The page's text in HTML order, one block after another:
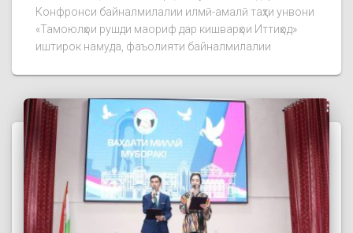
Конфронси байналмилалии илмӣ-амалӣ таҳти унвони
«Тамоюлҳои рушди маориф дар кишварҳои Иттиҳод»
иштирок намуда, фаъолияти байналмилалии